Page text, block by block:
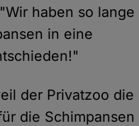
haben so lange
in eine
der Privatzoo die
die Schimpansen